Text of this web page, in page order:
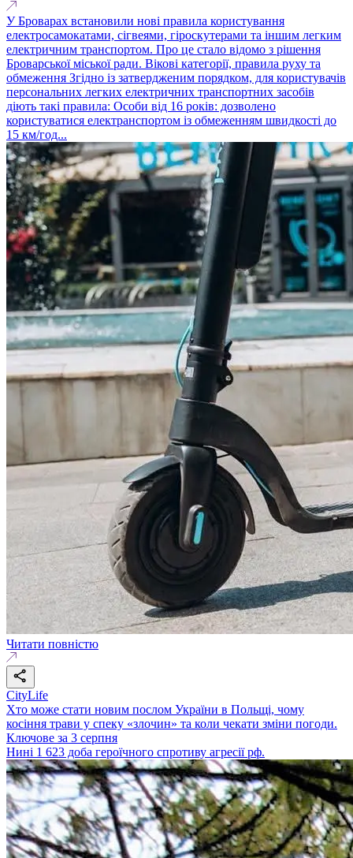
У Броварах встановили нові правила користування
електросамокатами, сігвеями, гіроскутерами та іншим легким
електричним транспортом. Про це стало відомо з рішення
Броварської міської ради. Вікові категорії, правила руху та
обмеження Згідно із затвердженим порядком, для користувачів
персональних легких електричних транспортних засобів
діють такі правила: Особи від 16 років: дозволено
користуватися електранспортом із обмеженням швидкості до
15 км/год...
Читати повністю
CityLife
Хто може стати новим послом України в Польщі, чому
косіння трави у спеку «злочин» та коли чекати зміни погоди.
Ключове за 3 серпня
Нині 1 623 доба героїчного спротиву агресії рф.